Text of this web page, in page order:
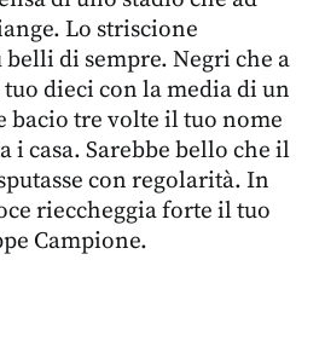
Lo striscione
di sempre. Negri che a
dieci con la media di un
bacio tre volte il tuo nome
i casa. Sarebbe bello che il
con regolarità. In
rieccheggia forte il tuo
Campione.